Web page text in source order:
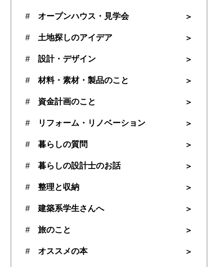
オープンハウス・見学会
土地探しのアイデア
設計・デザイン
材料・素材・製品のこと
資金計画のこと
リフォーム・リノベーション
暮らしの質問
暮らしの設計士のお話
整理と収納
建築系学生さんへ
旅のこと
オススメの本